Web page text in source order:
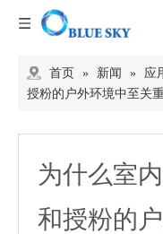
首页 » 新闻 » 应
授粉的户外环境中至关
为什么室
和授粉的